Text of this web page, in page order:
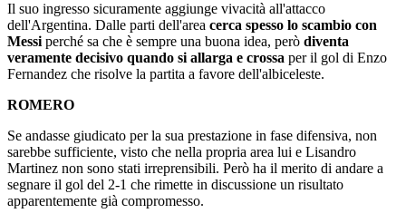
Il suo ingresso sicuramente aggiunge vivacità all'attacco
dell'Argentina. Dalle parti dell'area cerca spesso lo scambio con
Messi perché sa che è sempre una buona idea, però diventa
veramente decisivo quando si allarga e crossa per il gol di Enzo
Fernandez che risolve la partita a favore dell'albiceleste.
ROMERO
Se andasse giudicato per la sua prestazione in fase difensiva, non
sarebbe sufficiente, visto che nella propria area lui e Lisandro
Martinez non sono stati irreprensibili. Però ha il merito di andare a
segnare il gol del 2-1 che rimette in discussione un risultato
apparentemente già compromesso.